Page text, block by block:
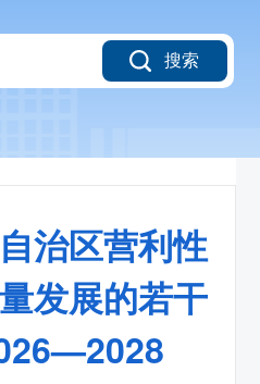
搜索
治区营利性
发展的若干